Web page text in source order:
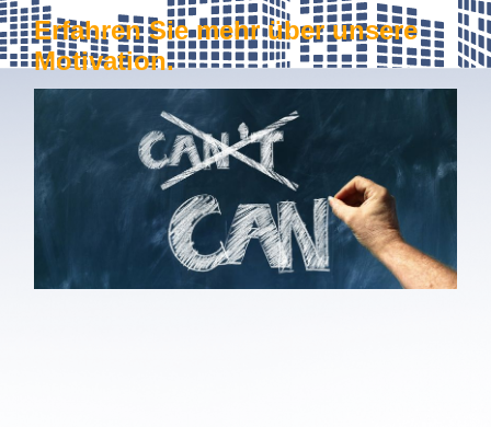
Erfahren Sie mehr über unsere
Motivation.